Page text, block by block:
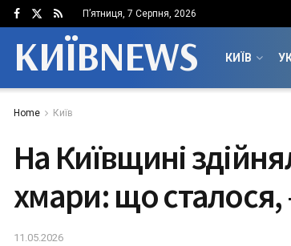
П’ятниця, 7 Серпня, 2026
КИЇВNEWS КИЇВ
Home Київ
На Київщині
хмари: що
11.05.2026